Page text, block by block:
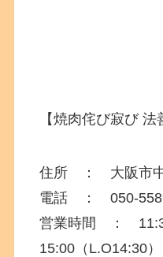
【焼肉侘び寂び 法
住所 ： 大阪市
電話 ： 050-
営業時間 ：
15:00（L.O14:30